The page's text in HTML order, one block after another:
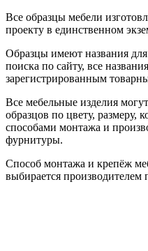
Все образцы мебели
проекту в единственном
Образцы имеют названия
поиска по сайту, все
зарегистрированным
Все мебельные изделия
образцов по цвету, размеру,
способами монтажа и
фурнитуры.
Способ монтажа и крепёж
выбирается